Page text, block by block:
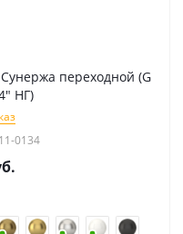
переходной (G
НГ)
0134